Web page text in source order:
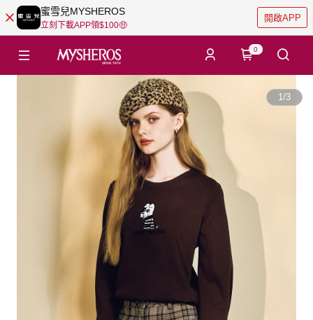
蜜雪兒MYSHEROS
立刻下載APP領$100🤑
開啟APP
0
1/3